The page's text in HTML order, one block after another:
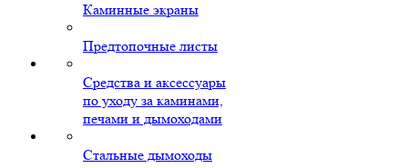
Каминные экраны
Предтопочные листы
Средства и аксессуары
по уходу за каминами,
печами и дымоходами
Стальные дымоходы